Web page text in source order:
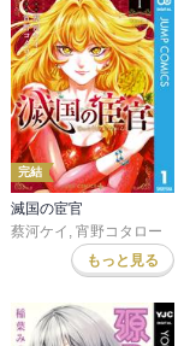
完結
滅国の宦官
蔡河ケイ , 宵野コタロー
もっと見る